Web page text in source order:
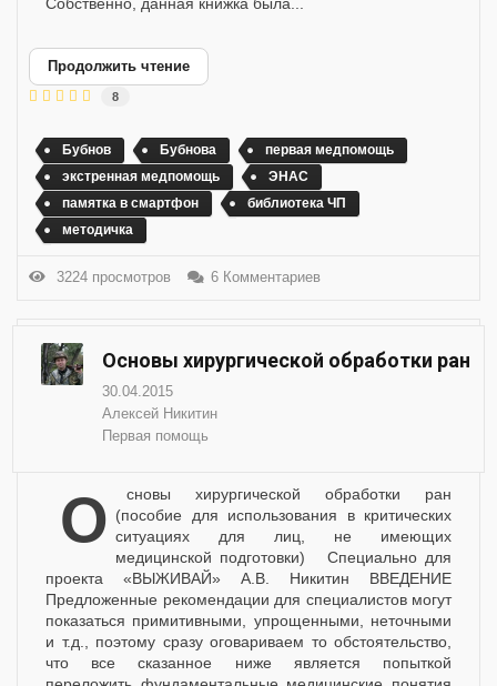
Продолжить чтение
8
Бубнов Бубнова
первая медпомощь
экстренная медпомощь
ЭНАС
памятка в смартфон
библиотека ЧП
методичка
3224 просмотров 6 Комментариев
Основы хирургической обработки ран
30.04.2015
Алексей Никитин
Первая помощь
Основы хирургической обработки ран (пособие для использования в критических
ситуациях для лиц, не имеющих
медицинской подготовки) Специально для
проекта «ВЫЖИВАЙ» А.В. Никитин ВВЕДЕНИЕ
Предложенные рекомендации для специалистов могут
показаться примитивными, упрощенными, неточными
и т.д., поэтому сразу оговариваем то обстоятельство,
что все сказанное ниже является попыткой